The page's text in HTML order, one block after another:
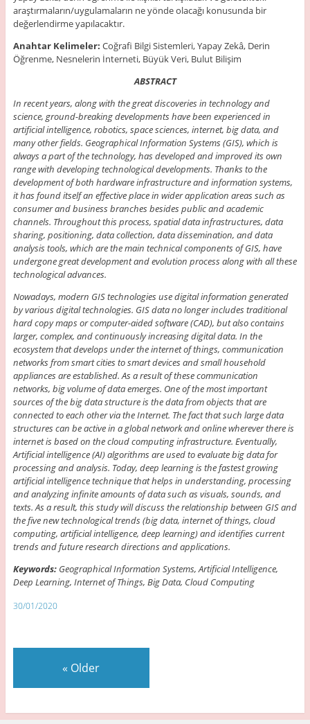
araştırmaların/uygulamaların ne yönde olacağı konusunda bir
değerlendirme yapılacaktır.
Anahtar Kelimeler: Coğrafi Bilgi Sistemleri, Yapay Zekâ, Derin
Öğrenme, Nesnelerin İnterneti, Büyük Veri, Bulut Bilişim
ABSTRACT
In recent years, along with the great discoveries in technology and
science, ground-breaking developments have been experienced in
artificial intelligence, robotics, space sciences, internet, big data, and
many other fields. Geographical Information Systems (GIS), which is
always a part of the technology, has developed and improved its own
range with developing technological developments. Thanks to the
development of both hardware infrastructure and information systems,
it has found itself an effective place in wider application areas such as
consumer and business branches besides public and academic
channels. Throughout this process, spatial data infrastructures, data
sharing, positioning, data collection, data dissemination, and data
analysis tools, which are the main technical components of GIS, have
undergone great development and evolution process along with all these
technological advances.
Nowadays, modern GIS technologies use digital information generated
by various digital technologies. GIS data no longer includes traditional
hard copy maps or computer-aided software (CAD), but also contains
larger, complex, and continuously increasing digital data. In the
ecosystem that develops under the internet of things, communication
networks from smart cities to smart devices and small household
appliances are established. As a result of these communication
networks, big volume of data emerges. One of the most important
sources of the big data structure is the data from objects that are
connected to each other via the Internet. The fact that such large data
structures can be active in a global network and online wherever there is
internet is based on the cloud computing infrastructure. Eventually,
Artificial intelligence (AI) algorithms are used to evaluate big data for
processing and analysis. Today, deep learning is the fastest growing
artificial intelligence technique that helps in understanding, processing
and analyzing infinite amounts of data such as visuals, sounds, and
texts. As a result, this study will discuss the relationship between GIS and
the five new technological trends (big data, internet of things, cloud
computing, artificial intelligence, deep learning) and identifies current
trends and future research directions and applications.
Keywords: Geographical Information Systems, Artificial Intelligence,
Deep Learning, Internet of Things, Big Data, Cloud Computing
30/01/2020
« Older